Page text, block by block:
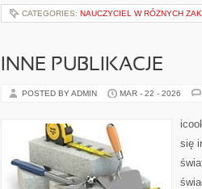
CATEGORIES: NAUCZYCIEL W RÓŻNYCH
INNE PUBLIKACJE
POSTED BY ADMIN MAR - 22 - 2026
się